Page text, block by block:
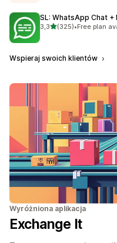
SL: WhatsApp Chat +
3,3na 5 gwiazdek
(325)
Łączna liczba recenzji:
•Free plan
Wspieraj swoich klientów
Wyróżniona aplikacja
Exchange It